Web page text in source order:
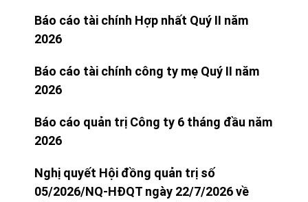
Báo cáo tài chính Hợp nhất Quý II năm
2026
Báo cáo tài chính công ty mẹ Quý II năm
2026
Báo cáo quản trị Công ty 6 tháng đầu năm
2026
Nghị quyết Hội đồng quản trị số
05/2026/NQ-HĐQT ngày 22/7/2026 về